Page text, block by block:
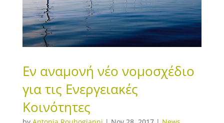
Εν αναμονή νέο νομοσχέδιο
για τις Ενεργειακές
Κοινότητες